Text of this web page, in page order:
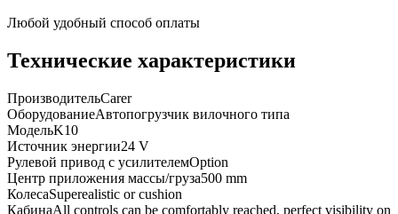
Любой удобный способ оплаты
Технические характеристики
ПроизводительCarer
ОборудованиеАвтопогрузчик вилочного типа
МодельK10
Источник энергии24 V
Рулевой привод с усилителемOption
Центр приложения массы/груза500 mm
КолесаSuperealistic or cushion
КабинаAll controls can be comfortably reached, perfect visibility on